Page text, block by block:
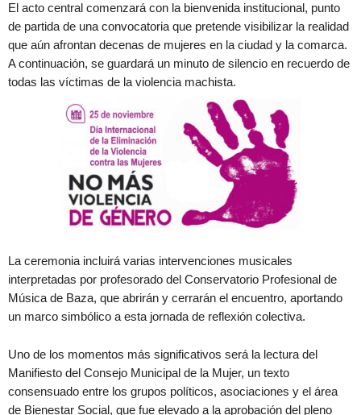
El acto central comenzará con la bienvenida institucional, punto
de partida de una convocatoria que pretende visibilizar la realidad
que aún afrontan decenas de mujeres en la ciudad y la comarca.
A continuación, se guardará un minuto de silencio en recuerdo de
todas las víctimas de la violencia machista.
La ceremonia incluirá varias intervenciones musicales
interpretadas por profesorado del Conservatorio Profesional de
Música de Baza, que abrirán y cerrarán el encuentro, aportando
un marco simbólico a esta jornada de reflexión colectiva.
Uno de los momentos más significativos será la lectura del
Manifiesto del Consejo Municipal de la Mujer, un texto
consensuado entre los grupos políticos, asociaciones y el área
de Bienestar Social, que fue elevado a la aprobación del pleno